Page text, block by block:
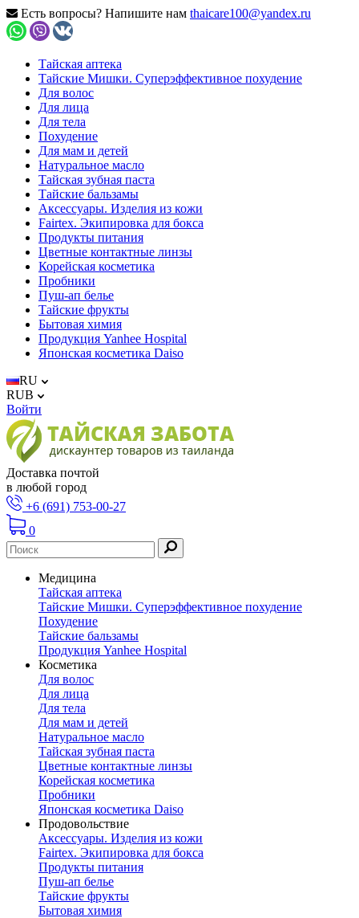
Есть вопросы? Напишите нам thaicare100@yandex.ru
Тайская аптека
Тайские Мишки. Суперэффективное похудение
Для волос
Для лица
Для тела
Похудение
Для мам и детей
Натуральное масло
Тайская зубная паста
Тайские бальзамы
Аксессуары. Изделия из кожи
Fairtex. Экипировка для бокса
Продукты питания
Цветные контактные линзы
Корейская косметика
Пробники
Пуш-ап белье
Тайские фрукты
Бытовая химия
Продукция Yanhee Hospital
Японская косметика Daiso
RU
RUB
Войти
Доставка почтой
в любой город
+6 (691) 753-00-27
0
Медицина
Тайская аптека
Тайские Мишки. Суперэффективное похудение
Похудение
Тайские бальзамы
Продукция Yanhee Hospital
Косметика
Для волос
Для лица
Для тела
Для мам и детей
Натуральное масло
Тайская зубная паста
Цветные контактные линзы
Корейская косметика
Пробники
Японская косметика Daiso
Продовольствие
Аксессуары. Изделия из кожи
Fairtex. Экипировка для бокса
Продукты питания
Пуш-ап белье
Тайские фрукты
Бытовая химия